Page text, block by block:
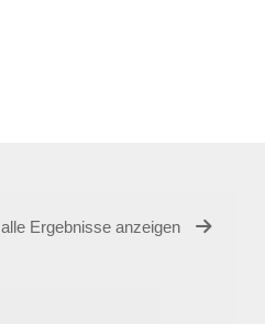
alle Ergebnisse anzeigen